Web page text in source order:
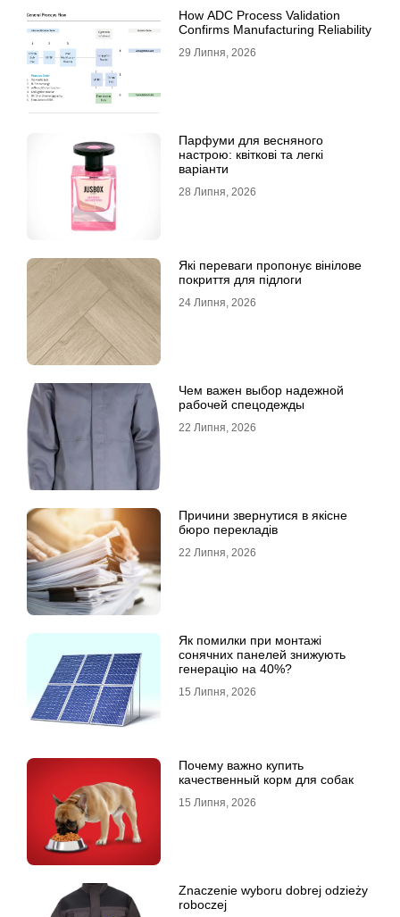
How ADC Process Validation
Confirms Manufacturing Reliability
29 Липня, 2026
Парфуми для весняного
настрою: квіткові та легкі
варіанти
28 Липня, 2026
Які переваги пропонує вінілове
покриття для підлоги
24 Липня, 2026
Чем важен выбор надежной
рабочей спецодежды
22 Липня, 2026
Причини звернутися в якісне
бюро перекладів
22 Липня, 2026
Як помилки при монтажі
сонячних панелей знижують
генерацію на 40%?
15 Липня, 2026
Почему важно купить
качественный корм для собак
15 Липня, 2026
Znaczenie wyboru dobrej odzieży
roboczej